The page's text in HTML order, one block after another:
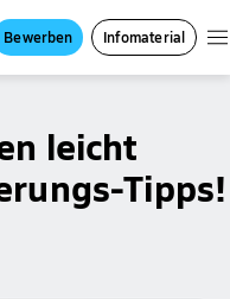
Bewerben Infomaterial
leicht
Tipps!